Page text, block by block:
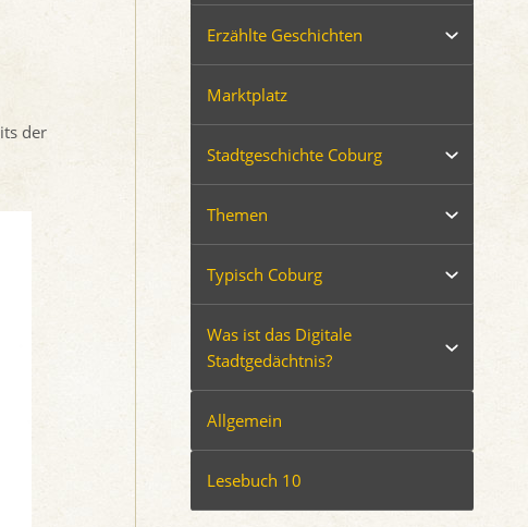
der
Erzählte Geschichten
Marktplatz
Stadtgeschichte Coburg
Themen
Typisch Coburg
Was ist das Digitale
Stadtgedächtnis?
Allgemein
Lesebuch 10